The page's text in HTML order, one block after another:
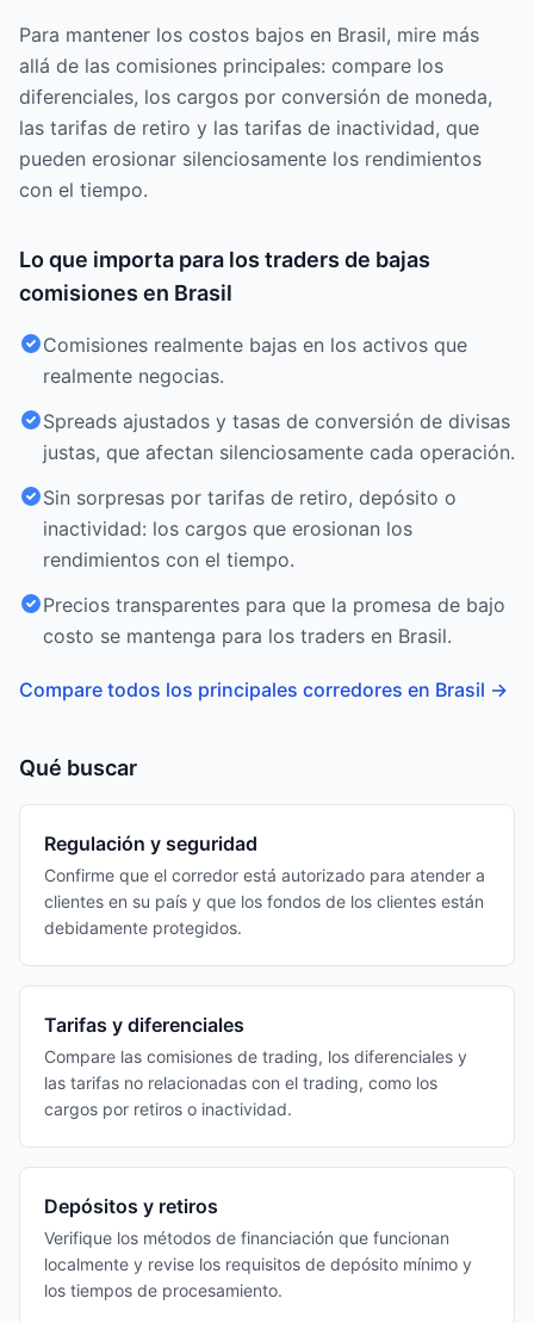
Para mantener los costos bajos en Brasil, mire más
allá de las comisiones principales: compare los
diferenciales, los cargos por conversión de moneda,
las tarifas de retiro y las tarifas de inactividad, que
pueden erosionar silenciosamente los rendimientos
con el tiempo.
Lo que importa para los traders de bajas
comisiones en Brasil
Comisiones realmente bajas en los activos que
realmente negocias.
Spreads ajustados y tasas de conversión de divisas
justas, que afectan silenciosamente cada operación.
Sin sorpresas por tarifas de retiro, depósito o
inactividad: los cargos que erosionan los
rendimientos con el tiempo.
Precios transparentes para que la promesa de bajo
costo se mantenga para los traders en Brasil.
Compare todos los principales corredores en Brasil →
Qué buscar
Regulación y seguridad
Confirme que el corredor está autorizado para atender a
clientes en su país y que los fondos de los clientes están
debidamente protegidos.
Tarifas y diferenciales
Compare las comisiones de trading, los diferenciales y
las tarifas no relacionadas con el trading, como los
cargos por retiros o inactividad.
Depósitos y retiros
Verifique los métodos de financiación que funcionan
localmente y revise los requisitos de depósito mínimo y
los tiempos de procesamiento.